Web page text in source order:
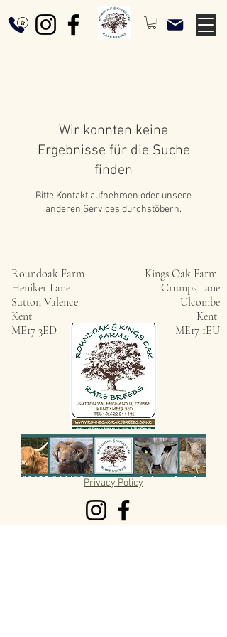
Wir konnten keine
Ergebnisse für die Suche
finden
Bitte Kontakt aufnehmen oder unsere
anderen Services durchstöbern.
Roundoak Farm
Heniker Lane
Sutton Valence
Kent
ME17 3ED
Kings Oak Farm
Crumps Lane
Ulcombe
Kent
ME17 1EU
Privacy Policy